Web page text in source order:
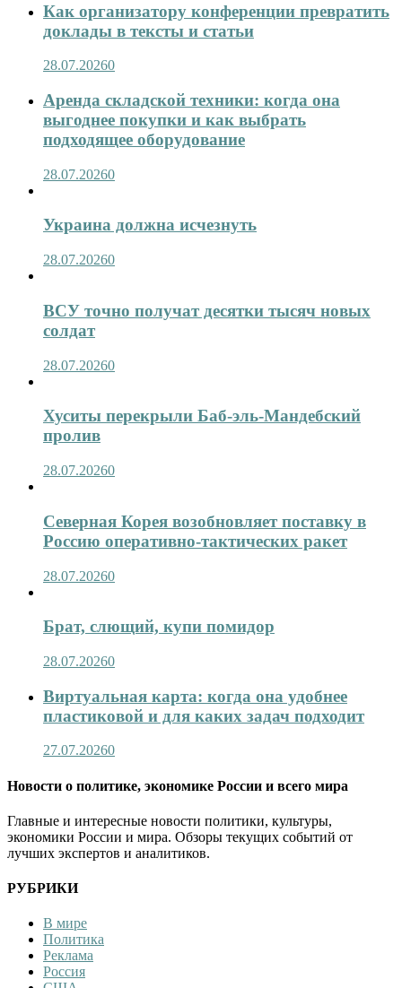
Как организатору конференции превратить
доклады в тексты и статьи
28.07.20260
Аренда складской техники: когда она
выгоднее покупки и как выбрать
подходящее оборудование
28.07.20260
Украина должна исчезнуть
28.07.20260
ВСУ точно получат десятки тысяч новых
солдат
28.07.20260
Хуситы перекрыли Баб-эль-Мандебский
пролив
28.07.20260
Северная Корея возобновляет поставку в
Россию оперативно-тактических ракет
28.07.20260
Брат, слющий, купи помидор
28.07.20260
Виртуальная карта: когда она удобнее
пластиковой и для каких задач подходит
27.07.20260
Новости о политике, экономике России и всего мира
Главные и интересные новости политики, культуры,
экономики России и мира. Обзоры текущих событий от
лучших экспертов и аналитиков.
РУБРИКИ
В мире
Политика
Реклама
Россия